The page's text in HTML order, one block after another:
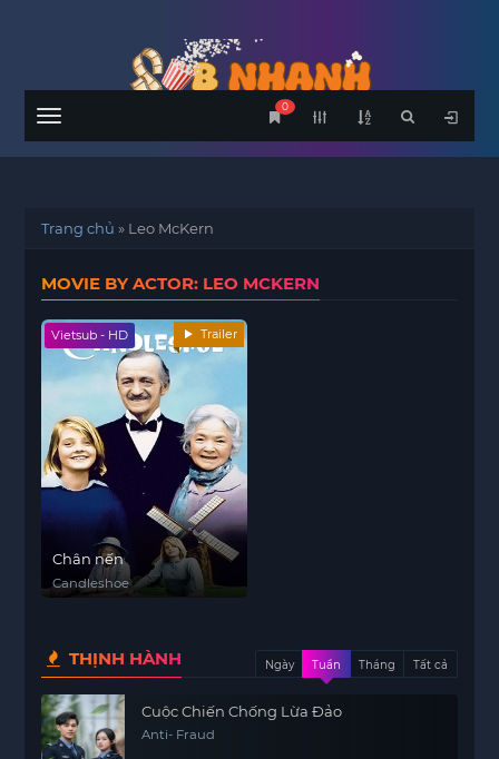
Menu
0
Trang chủ » Leo McKern
MOVIE BY ACTOR: LEO MCKERN
Vietsub - HD Trailer
Chân nến
Candleshoe
THỊNH HÀNH Ngày Tuần Tháng Tất cả
Cuộc Chiến Chống Lừa Đảo
Anti- Fraud